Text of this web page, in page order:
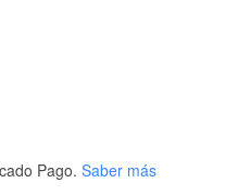
Pago. Saber más